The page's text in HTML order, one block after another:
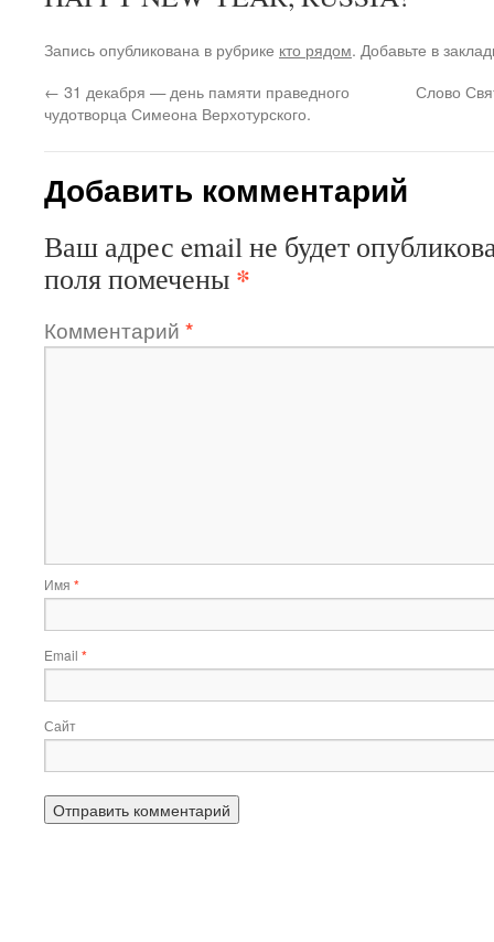
Запись опубликована в рубрике кто рядом. Добавьте в
← 31 декабря — день памяти праведного
чудотворца Симеона Верхотурского.
Слово
Добавить комментарий
Ваш адрес email не будет
поля помечены *
Комментарий *
Имя *
Email *
Сайт